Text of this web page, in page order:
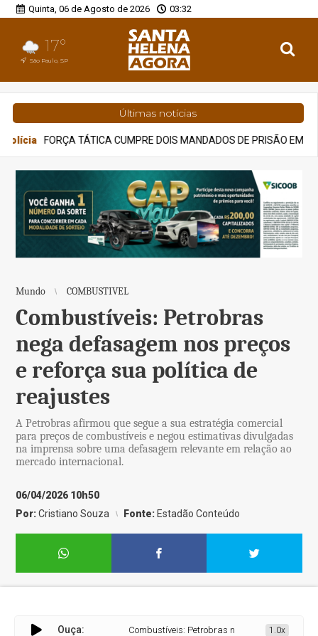
Quinta, 06 de Agosto de 2026 03:32
17°
São Paulo, SP
Últimas notícias
DE PRISÃO EM MENOS DE 10 HORAS EM RIO VERDE
Mundo COMBUSTIVEL
Combustíveis: Petrobras
nega defasagem nos preços
e reforça sua política de
reajustes
A Petrobras afirmou que segue a sua estratégia comercial
para preços de combustíveis e negou estimativas divulgadas
na imprensa sobre uma defasagem relevante em relação ao
mercado internacional.
06/04/2026 10h50
Por:Cristiano Souza Fonte: Estadão Conteúdo
Ouça: Combustíveis: Petrobras nega defasagem nos preços e
1.0x